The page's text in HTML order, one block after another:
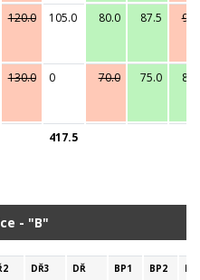
120.0 105.0 80.0 87.5
130.0 0 70.0 75.0
417.5
- "B"
DŘ3 DŘ BP1 BP2